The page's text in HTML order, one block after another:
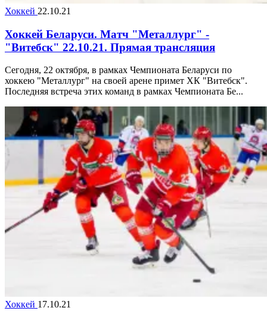
Хоккей 22.10.21
Хоккей Беларуси. Матч "Металлург" -
"Витебск" 22.10.21. Прямая трансляция
Сегодня, 22 октября, в рамках Чемпионата Беларуси по
хоккею "Металлург" на своей арене примет ХК "Витебск".
Последняя встреча этих команд в рамках Чемпионата Бе...
Хоккей 17.10.21